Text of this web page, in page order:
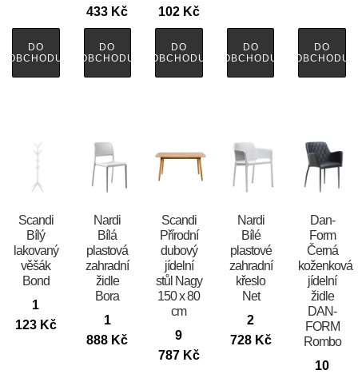
DO
OBCHODU
433 Kč
DO
OBCHODU
102 Kč
DO
OBCHODU
DO
OBCHODU
DO
OBCHODU
Scandi
Bílý
lakovaný
věšák
Bond
1
123 Kč
Nardi
Bílá
plastová
zahradní
židle
Bora
1
888 Kč
Scandi
Přírodní
dubový
jídelní
stůl Nagy
150 x 80
cm
9
787 Kč
Nardi
Bílé
plastové
zahradní
křeslo
Net
2
728 Kč
​​​​​Dan-
Form
Černá
koženková
jídelní
židle
DAN-
FORM
Rombo
10